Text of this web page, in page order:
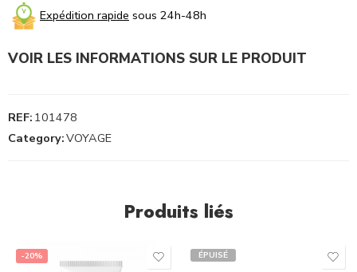
Expédition rapide sous 24h-48h
VOIR LES INFORMATIONS SUR LE PRODUIT
REF: 101478
Category:VOYAGE
Produits liés
-20% ÉPUISÉ